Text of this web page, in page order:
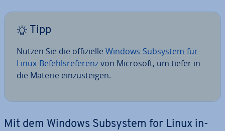
Tipp
Nutzen Sie die of­fi­zi­el­le Windows-Subsystem-für-
Linux-Be­fehls­re­fe­renzvon Microsoft, um tiefer in
die Materie ein­zu­stei­gen.
Mit dem Windows Subsystem for Linux in­